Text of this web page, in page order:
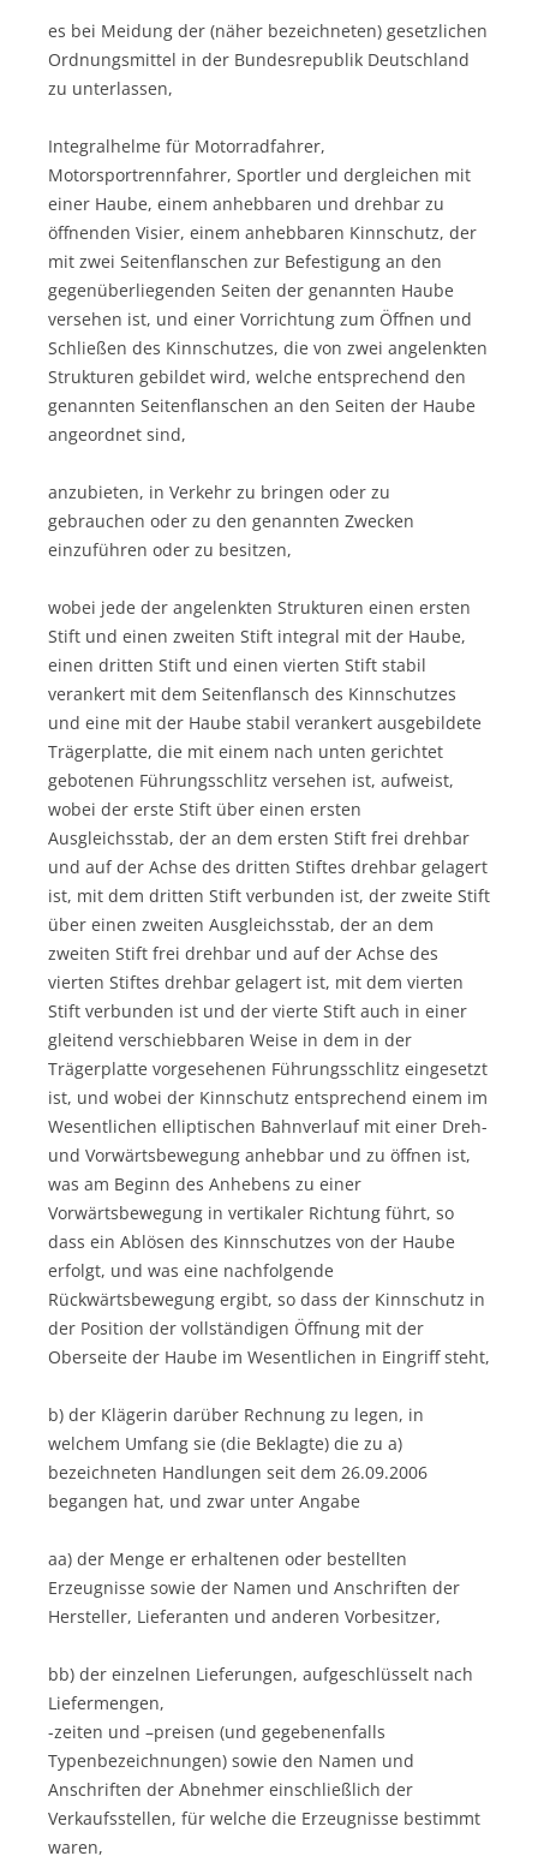
es bei Meidung der (näher bezeichneten) gesetzlichen
Ordnungsmittel in der Bundesrepublik Deutschland
zu unterlassen,
Integralhelme für Motorradfahrer,
Motorsportrennfahrer, Sportler und dergleichen mit
einer Haube, einem anhebbaren und drehbar zu
öffnenden Visier, einem anhebbaren Kinnschutz, der
mit zwei Seitenflanschen zur Befestigung an den
gegenüberliegenden Seiten der genannten Haube
versehen ist, und einer Vorrichtung zum Öffnen und
Schließen des Kinnschutzes, die von zwei angelenkten
Strukturen gebildet wird, welche entsprechend den
genannten Seitenflanschen an den Seiten der Haube
angeordnet sind,
anzubieten, in Verkehr zu bringen oder zu
gebrauchen oder zu den genannten Zwecken
einzuführen oder zu besitzen,
wobei jede der angelenkten Strukturen einen ersten
Stift und einen zweiten Stift integral mit der Haube,
einen dritten Stift und einen vierten Stift stabil
verankert mit dem Seitenflansch des Kinnschutzes
und eine mit der Haube stabil verankert ausgebildete
Trägerplatte, die mit einem nach unten gerichtet
gebotenen Führungsschlitz versehen ist, aufweist,
wobei der erste Stift über einen ersten
Ausgleichsstab, der an dem ersten Stift frei drehbar
und auf der Achse des dritten Stiftes drehbar gelagert
ist, mit dem dritten Stift verbunden ist, der zweite Stift
über einen zweiten Ausgleichsstab, der an dem
zweiten Stift frei drehbar und auf der Achse des
vierten Stiftes drehbar gelagert ist, mit dem vierten
Stift verbunden ist und der vierte Stift auch in einer
gleitend verschiebbaren Weise in dem in der
Trägerplatte vorgesehenen Führungsschlitz eingesetzt
ist, und wobei der Kinnschutz entsprechend einem im
Wesentlichen elliptischen Bahnverlauf mit einer Dreh-
und Vorwärtsbewegung anhebbar und zu öffnen ist,
was am Beginn des Anhebens zu einer
Vorwärtsbewegung in vertikaler Richtung führt, so
dass ein Ablösen des Kinnschutzes von der Haube
erfolgt, und was eine nachfolgende
Rückwärtsbewegung ergibt, so dass der Kinnschutz in
der Position der vollständigen Öffnung mit der
Oberseite der Haube im Wesentlichen in Eingriff steht,
b) der Klägerin darüber Rechnung zu legen, in
welchem Umfang sie (die Beklagte) die zu a)
bezeichneten Handlungen seit dem 26.09.2006
begangen hat, und zwar unter Angabe
aa) der Menge er erhaltenen oder bestellten
Erzeugnisse sowie der Namen und Anschriften der
Hersteller, Lieferanten und anderen Vorbesitzer,
bb) der einzelnen Lieferungen, aufgeschlüsselt nach
Liefermengen,
-zeiten und –preisen (und gegebenenfalls
Typenbezeichnungen) sowie den Namen und
Anschriften der Abnehmer einschließlich der
Verkaufsstellen, für welche die Erzeugnisse bestimmt
waren,